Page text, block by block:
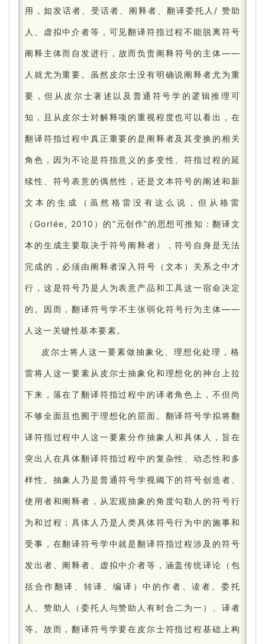
用，如发话者、受话者、阐释者、翻译委托人/ 赞助
人、虚拟中介者等，可见翻译符指过程不能脱离符号
阐释主体而自发进行，故而负责阐释符号的主体——
人就尤为重要。 虽然皮尔士没有明确说阐释者尤为重
要，但从皮尔士著述以及普通符号学的逻辑推理可
知，且从皮尔士对解释项的重视程度也可以看出，在
翻译符指过程中真正重要的是阐释者及其变换的相关
角色，因为不论是符指意义的多变性、符指过程的延
续性、符号表意的偶然性，还是文本符号的阐述和新
文本的生成（虽然格雷没有这么说，但从格雷
（Gorlée, 2010）的“元创作”的思想可推知：翻译文
本的生成主要取决于符号阐释者），符号自身是无法
完成的，必须由阐释者深入符号（文本）关系之中才
行，这是符号乃是人为表意产品和工具这一宿命决定
的。 因而，翻译符号学不主张弱化符号行为主体——
人这一关键性基本要素。
皮尔士将人这一要素做抽象化、理想化处理，格
雷将人这一要素从皮尔士抽象化和理想化的神台上拉
下来，落在了翻译符指过程中的译者角色上，不但尚
不够全面且也囿于理想化的层面。 翻译符号学拟将翻
译符指过程中人这一要素分作抽象人和具体人，旨在
突出人在具体翻译符指过程中的复杂性、动态性和多
样性。 抽象人乃是普通符号学视阈下的符号创造者、
使用者和阐释者，从宏观抽象的角度勾勒人的符号行
为和过程； 具体人乃是人类具体符号行为中的施事和
受事，在翻译符号学中就是翻译符指过程涉及的符号
发出者、阐释者、虚拟中介者等，涵盖传统译论（包
括合作翻译、转译、编译）中的作者、读者、委托
人、赞助人（委托人与赞助人有时合二为一）、译者
等。 故而，翻译符号学要在皮尔士符指过程基础上构